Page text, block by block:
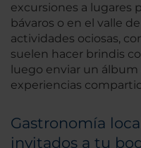
excursiones a lugares
bávaros o en el valle
actividades ociosas,
suelen hacer brindis
luego enviar un
experiencias
Gastronomía
invitados a tu